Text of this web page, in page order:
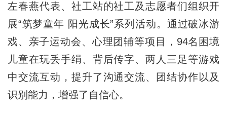
左春燕代表、社工站的社工及志愿者们组织开
展“筑梦童年 阳光成长”系列活动。通过破冰游
戏、亲子运动会、心理团辅等项目，94名困境
儿童在玩丢手绢、背后传字、两人三足等游戏
中交流互动，提升了沟通交流、团结协作以及
识别能力，增强了自信心。